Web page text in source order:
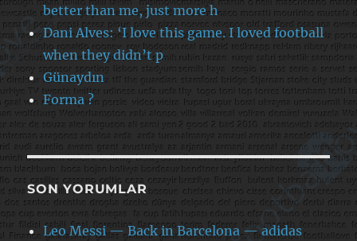
better than me, just more h
Dani Alves: ‘I love this game. I loved football
when they didn’t p
Günaydın
Forma ?
SON YORUMLAR
Leo Messi — Back in Barcelona — adidas